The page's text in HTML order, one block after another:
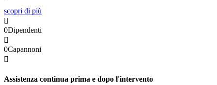
scopri di più

0Dipendenti

0Capannoni

Assistenza continua prima e dopo l'intervento